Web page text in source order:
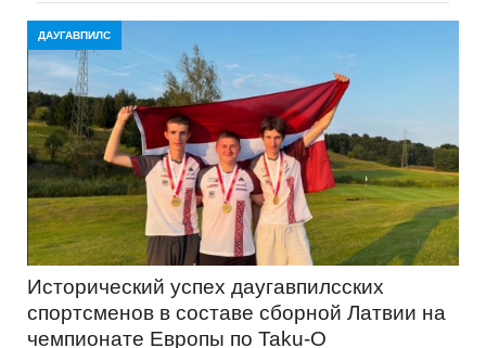
ДАУГАВПИЛС
Исторический успех даугавпилсских
спортсменов в составе сборной Латвии на
чемпионате Европы по Taku-O